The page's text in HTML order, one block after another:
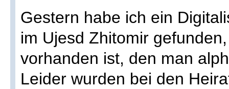
Gestern habe ich ein
im Ujesd Zhitomir
vorhanden ist, den man
Leider wurden bei den